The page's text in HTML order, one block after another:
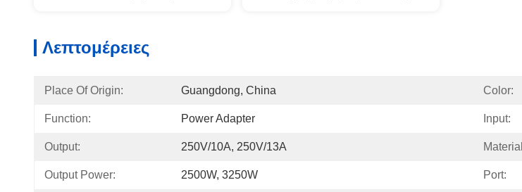
Λεπτομέρειες
Place Of Origin: Guangdong, China Color:
Function: Power Adapter Input:
Output: 250V/10A, 250V/13A
Output Power: 2500W, 3250W Port: